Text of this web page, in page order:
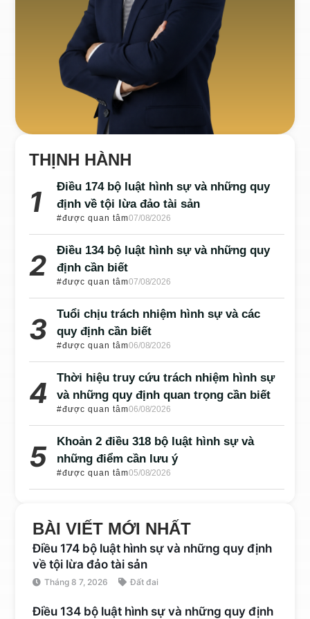
THỊNH HÀNH
Điều 174 bộ luật hình sự và những quy
định về tội lừa đảo tài sản
#được quan tâm07/08/2026
Điều 134 bộ luật hình sự và những quy
định cần biết
#được quan tâm07/08/2026
Tuổi chịu trách nhiệm hình sự và các
quy định cần biết
#được quan tâm06/08/2026
Thời hiệu truy cứu trách nhiệm hình sự
và những quy định quan trọng cần biết
#được quan tâm06/08/2026
Khoản 2 điều 318 bộ luật hình sự và
những điểm cần lưu ý
#được quan tâm05/08/2026
BÀI VIẾT MỚI NHẤT
Điều 174 bộ luật hình sự và những quy định
về tội lừa đảo tài sản
Tháng 8 7, 2026 Đất đai
Điều 134 bộ luật hình sự và những quy định